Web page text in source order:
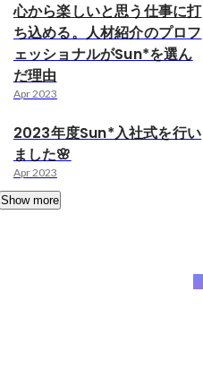
心から楽しいと思う仕事に打
ち込める。人材紹介のプロフ
ェッショナルがSun*を選ん
だ理由
Apr 2023
2023年度Sun*入社式を行い
ました🌸
Apr 2023
Show more